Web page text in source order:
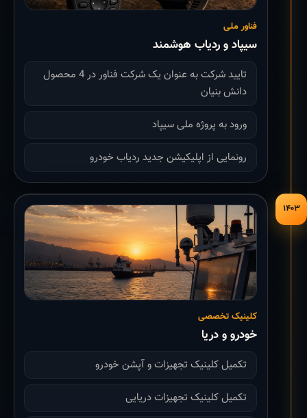
فناور ملی
سیپاد و ردیاب هوشمند
تایید شرکت به عنوان یک شرکت فناور در 4 محصول
دانش بنیان
ورود به پروژه ملی سیپاد
رونمایی از اپلیکیشن جدید ردیاب خودرو
۱۴۰۳
کلینیک تخصصی
خودرو و دریا
تکمیل کلینیک تجهیزات و آپشن خودرو
تکمیل کلینیک تجهیزات دریایی